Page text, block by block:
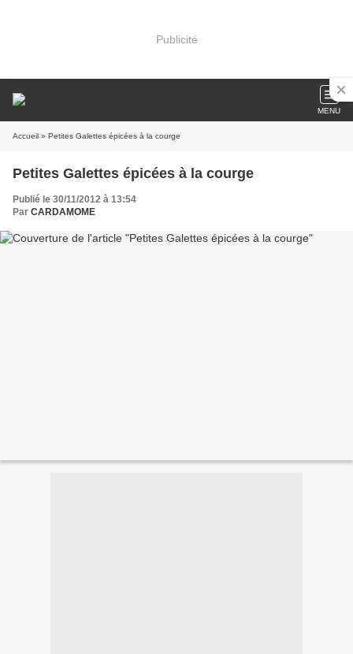
Publicité
MENU
Accueil » Petites Galettes épicées à la courge
Petites Galettes épicées à la courge
Publié le 30/11/2012 à 13:54
Par CARDAMOME